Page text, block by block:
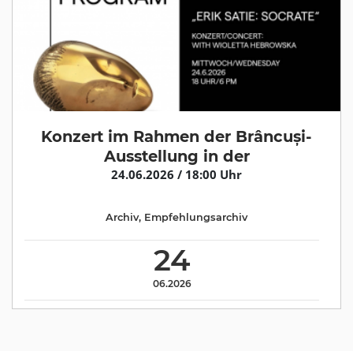
Konzert im Rahmen der Brâncuși-
Ausstellung in der
24.06.2026 / 18:00 Uhr
24
06.2026
Archiv, Empfehlungsarchiv